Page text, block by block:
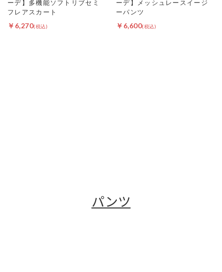
ーデ】多機能ソフトリブセミ
フレアスカート
￥6,270
ーデ】メッシュレースイージ
ーパンツ
￥6,600
パンツ